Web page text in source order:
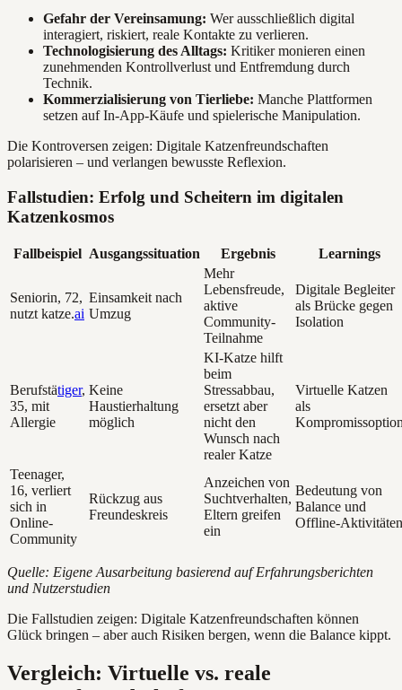
Gefahr der Vereinsamung: Wer ausschließlich digital
interagiert, riskiert, reale Kontakte zu verlieren.
Technologisierung des Alltags: Kritiker monieren einen
zunehmenden Kontrollverlust und Entfremdung durch
Technik.
Kommerzialisierung von Tierliebe: Manche Plattformen
setzen auf In-App-Käufe und spielerische Manipulation.
Die Kontroversen zeigen: Digitale Katzenfreundschaften
polarisieren – und verlangen bewusste Reflexion.
Fallstudien: Erfolg und Scheitern im digitalen
Katzenkosmos
Fallbeispiel Ausgangssituation Ergebnis Learnings
Seniorin, 72,
nutzt katze.ai
Einsamkeit nach
Umzug
Mehr
Lebensfreude,
aktive
Community-
Teilnahme
Digitale Begleiter
als Brücke gegen
Isolation
Berufstätiger,
35, mit
Allergie
Keine
Haustierhaltung
möglich
KI-Katze hilft
beim
Stressabbau,
ersetzt aber
nicht den
Wunsch nach
realer Katze
Virtuelle Katzen
als
Teenager,
16, verliert
sich in
Online-
Community
Rückzug aus
Freundeskreis
Anzeichen von
Suchtverhalten,
Eltern greifen
ein
Bedeutung von
Balance und
Offline-Aktivitäten
Quelle: Eigene Ausarbeitung basierend auf Erfahrungsberichten
und Nutzerstudien
Die Fallstudien zeigen: Digitale Katzenfreundschaften können
Glück bringen – aber auch Risiken bergen, wenn die Balance kippt.
Vergleich: Virtuelle vs. reale